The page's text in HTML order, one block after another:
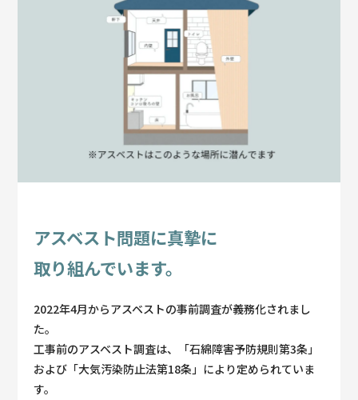
アスベスト問題に真摯に
取り組んでいます。
2022年4月からアスベストの事前調査が義務化されまし
た。
工事前のアスベスト調査は、「石綿障害予防規則第3条」
および「大気汚染防止法第18条」により定められていま
す。